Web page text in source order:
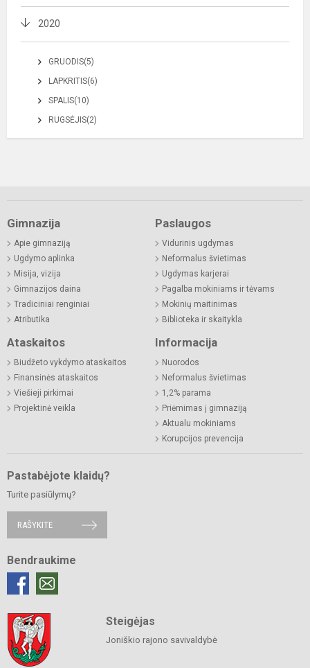
2020
GRUODIS(5)
LAPKRITIS(6)
SPALIS(10)
RUGSĖJIS(2)
Gimnazija
Apie gimnaziją
Ugdymo aplinka
Misija, vizija
Gimnazijos daina
Tradiciniai renginiai
Atributika
Paslaugos
Vidurinis ugdymas
Neformalus švietimas
Ugdymas karjerai
Pagalba mokiniams ir tėvams
Mokinių maitinimas
Biblioteka ir skaitykla
Ataskaitos
Biudžeto vykdymo ataskaitos
Finansinės ataskaitos
Viešieji pirkimai
Projektinė veikla
Informacija
Nuorodos
Neformalus švietimas
1,2% parama
Priėmimas į gimnaziją
Aktualu mokiniams
Korupcijos prevencija
Pastabėjote klaidų?
Turite pasiūlymų?
RAŠYKITE
Bendraukime
Steigėjas
Joniškio rajono savivaldybė